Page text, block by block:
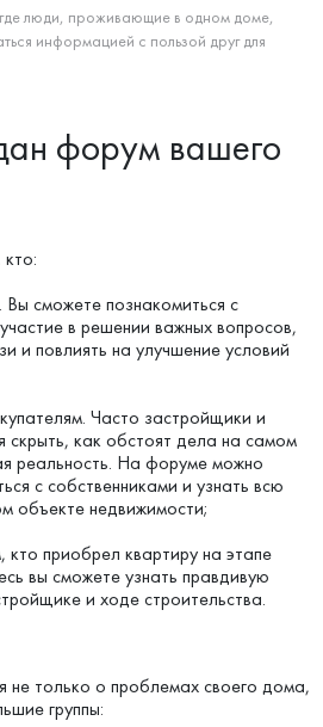
люди, проживающие в одном доме,
информацией с пользой друг для
форум вашего
сможете познакомиться с
в решении важных вопросов,
и повлиять на улучшение условий
Часто застройщики и
скрыть, как обстоят дела на самом
реальность. На форуме можно
с собственниками и узнать всю
объекте недвижимости;
приобрел квартиру на этапе
вы сможете узнать правдивую
и ходе строительства.
только о проблемах своего дома,
группы: